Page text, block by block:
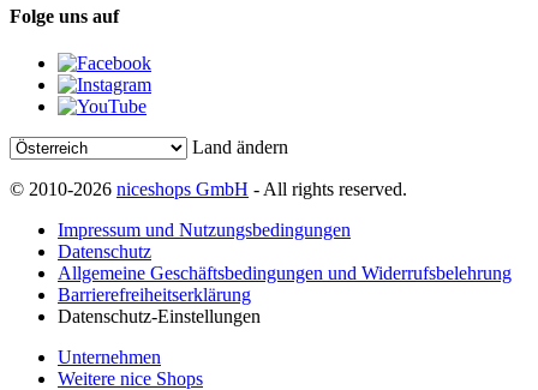
Folge uns auf
Land ändern
© 2010-2026 niceshops GmbH - All rights reserved.
Impressum und Nutzungsbedingungen
Datenschutz
Allgemeine Geschäftsbedingungen und Widerrufsbelehrung
Barrierefreiheitserklärung
Datenschutz-Einstellungen
Unternehmen
Weitere nice Shops